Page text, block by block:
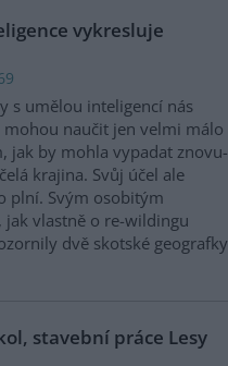
vykresluje
s umělou inteligencí nás
mohou naučit jen velmi málo
jak by mohla vypadat znovu-
krajina. Svůj účel ale
plní. Svým osobitým
jak vlastně o re-wildingu
dvě skotské geografky
stavební práce Lesy